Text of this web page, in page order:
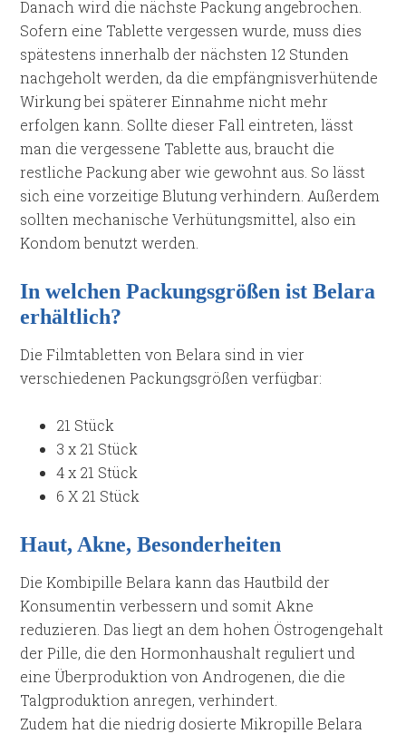
Danach wird die nächste Packung angebrochen.
Sofern eine Tablette vergessen wurde, muss dies
spätestens innerhalb der nächsten 12 Stunden
nachgeholt werden, da die empfängnisverhütende
Wirkung bei späterer Einnahme nicht mehr
erfolgen kann. Sollte dieser Fall eintreten, lässt
man die vergessene Tablette aus, braucht die
restliche Packung aber wie gewohnt aus. So lässt
sich eine vorzeitige Blutung verhindern. Außerdem
sollten mechanische Verhütungsmittel, also ein
Kondom benutzt werden.
In welchen Packungsgrößen ist Belara
erhältlich?
Die Filmtabletten von Belara sind in vier
verschiedenen Packungsgrößen verfügbar:
21 Stück
3 x 21 Stück
4 x 21 Stück
6 X 21 Stück
Haut, Akne, Besonderheiten
Die Kombipille Belara kann das Hautbild der
Konsumentin verbessern und somit Akne
reduzieren. Das liegt an dem hohen Östrogengehalt
der Pille, die den Hormonhaushalt reguliert und
eine Überproduktion von Androgenen, die die
Talgproduktion anregen, verhindert.
Zudem hat die niedrig dosierte Mikropille Belara